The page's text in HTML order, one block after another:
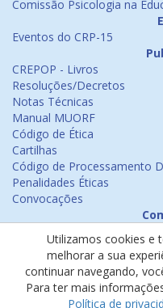
Comissão Psicologia na
Eventos do CRP-15
CREPOP - Livros
Resoluções/Decretos
Notas Técnicas
Manual MUORF
Código de Ética
Cartilhas
Código de Processamento
Penalidades Éticas
Convocações
Emissão de Certificados
Psicologia na Mídia
Ouvidoria
Política de cookies
Utilizamos cookies e
melhorar a sua
continuar navegando,
Para ter mais
Política de